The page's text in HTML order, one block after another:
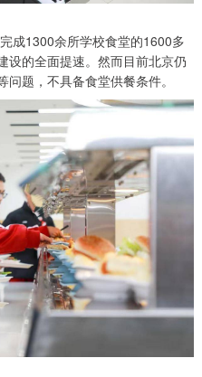
成1300余所学校食堂的1600多
设的全面提速。然而目前北京仍
题，不具备食堂供餐条件。